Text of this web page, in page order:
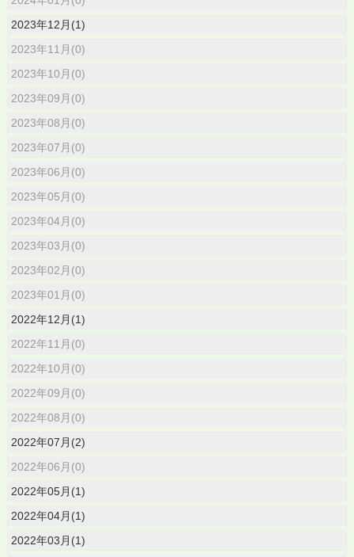
2023年12月(1)
2023年11月(0)
2023年10月(0)
2023年09月(0)
2023年08月(0)
2023年07月(0)
2023年06月(0)
2023年05月(0)
2023年04月(0)
2023年03月(0)
2023年02月(0)
2023年01月(0)
2022年12月(1)
2022年11月(0)
2022年10月(0)
2022年09月(0)
2022年08月(0)
2022年07月(2)
2022年06月(0)
2022年05月(1)
2022年04月(1)
2022年03月(1)